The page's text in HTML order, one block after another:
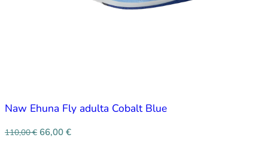
Naw Ehuna Fly adulta Cobalt Blue
110,00€ 66,00 €